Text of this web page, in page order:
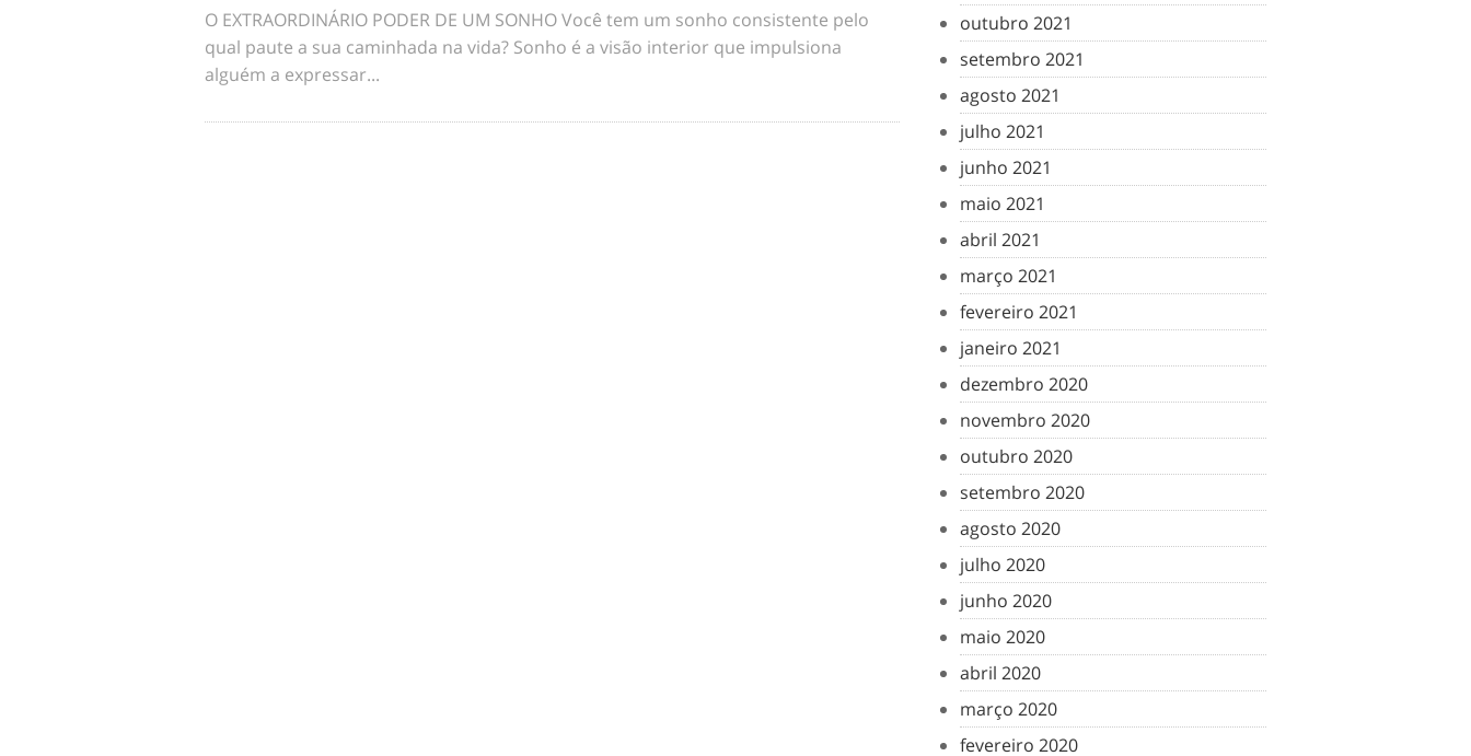
O EXTRAORDINÁRIO PODER DE UM SONHO Você tem um sonho consistente pelo
qual paute a sua caminhada na vida? Sonho é a visão interior que impulsiona
alguém a expressar...
outubro 2021
setembro 2021
agosto 2021
julho 2021
junho 2021
maio 2021
abril 2021
março 2021
fevereiro 2021
janeiro 2021
dezembro 2020
novembro 2020
outubro 2020
setembro 2020
agosto 2020
julho 2020
junho 2020
maio 2020
abril 2020
março 2020
fevereiro 2020